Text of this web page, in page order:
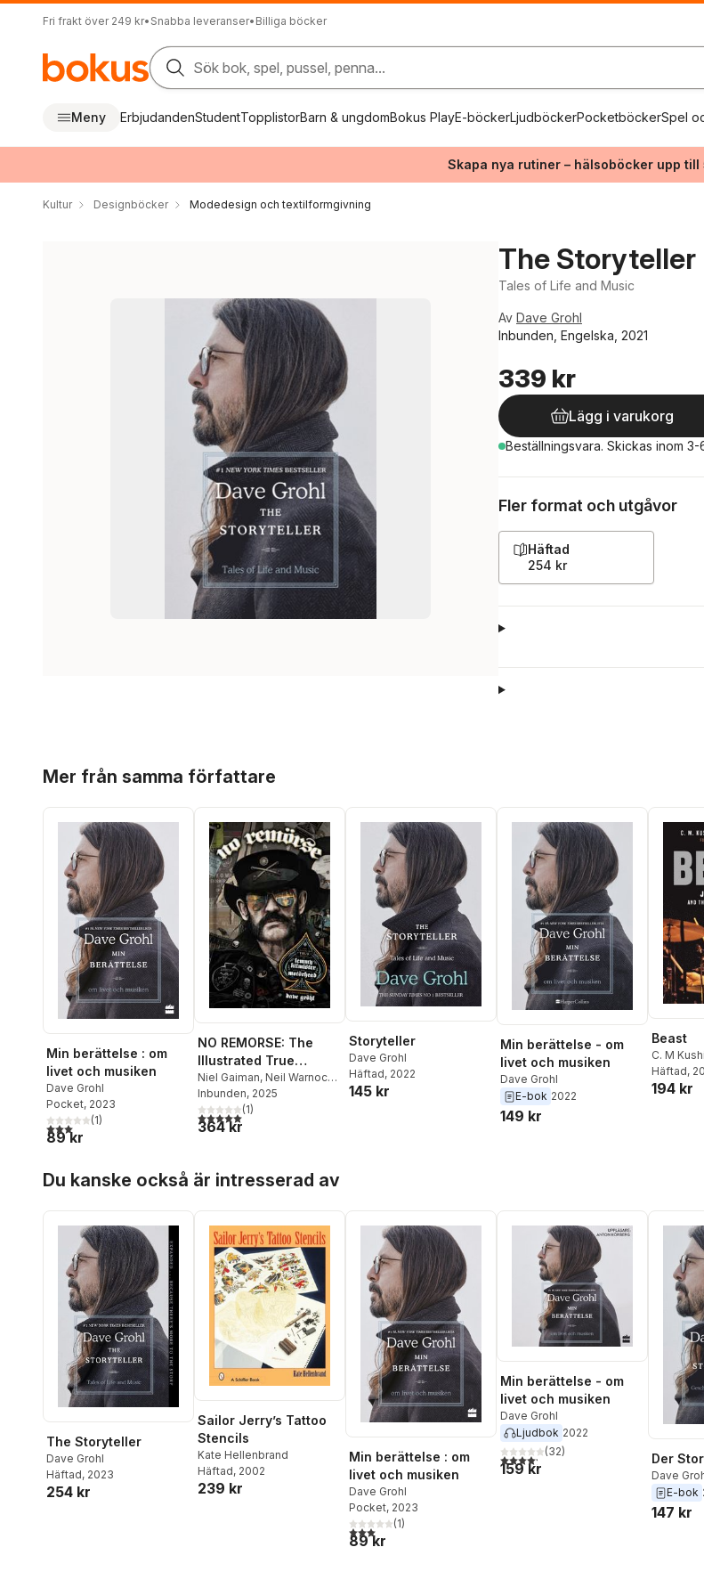
Fri frakt över 249 kr• Snabba leveranser• Billiga böcker
Sök bok, spel, pussel, penna...
Meny ErbjudandenStudentTopplistorBarn & ungdomBokus PlayE-böckerLjudböckerPocketböckerSpel
Skapa nya rutiner – hälsoböcker upp
Kultur Designböcker Modedesign och textilformgivning
The Storyteller
Tales of Life and Music
Av Dave Grohl
Inbunden, Engelska, 2021
339 kr
Lägg i varukorg
Beställningsvara. Skickas inom 3-
Fler format och utgåvor
Häftad
254 kr
Mer från samma författare
Min berättelse : om
livet och musiken
Dave Grohl
Pocket, 2023
3,0utav 5 stjärnor. Totalt antal röster:
(1)
89 kr
NO REMORSE: The
Illustrated True
Stories of Lemmy
Kilmister and
Motörhead
Niel Gaiman, Neil Warnock ,
Wayne Kramer,
Moorcock,
Phil Campbell
Dee Snider ,Slash, Steffan
Chirazi,Lita Ford , Riki
Mikkey Dee, Mikael
Maglieri,Todd Singerman
Lar Frederiksen,Dave
Grohl,Paul ‘Triple H’
Levesque
Matt Pinfield,
Bernstein Josh
Steve
Luna,Corey Graves
Inbunden, 2025
5,0utav 5 stjärnor. Totalt antal röster:
(1)
364 kr
Storyteller
Dave Grohl
Häftad, 2022
145 kr
Min berättelse - om
livet och musiken
Dave Grohl
E-bok 2022
149 kr
Beast
C. M
Häftad,
194 kr
Du kanske också är intresserad av
The Storyteller
Dave Grohl
Häftad, 2023
254 kr
Sailor Jerry’s Tattoo
Stencils
Kate Hellenbrand
Häftad, 2002
239 kr
Min berättelse : om
livet och musiken
Dave Grohl
Pocket, 2023
3,0utav 5 stjärnor. Totalt antal röster:
(1)
89 kr
Min berättelse - om
livet och musiken
Dave Grohl
Ljudbok 2022
4,2utav 5 stjärnor. Totalt antal röster:
(32)
159 kr
Der
Dave
E-bok
147 kr